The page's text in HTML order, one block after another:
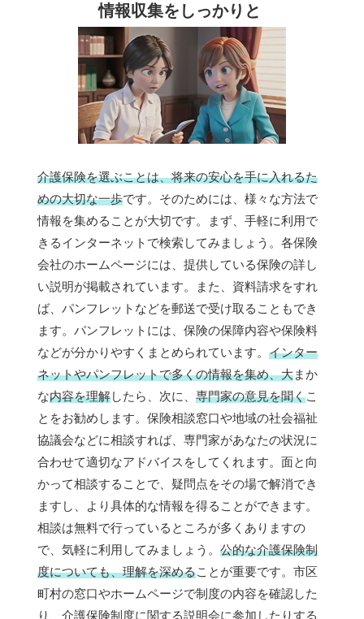
情報収集をしっかりと
介護保険を選ぶことは、将来の安心を手に入れるた
めの大切な一歩です。そのためには、様々な方法で
情報を集めることが大切です。まず、手軽に利用で
きるインターネットで検索してみましょう。各保険
会社のホームページには、提供している保険の詳し
い説明が掲載されています。また、資料請求をすれ
ば、パンフレットなどを郵送で受け取ることもでき
ます。パンフレットには、保険の保障内容や保険料
などが分かりやすくまとめられています。 インター
ネットやパンフレットで多くの情報を集め、大まか
な内容を理解したら、次に、 専門家の意見を聞くこ
とをお勧めします。保険相談窓口や地域の社会福祉
協議会などに相談すれば、専門家があなたの状況に
合わせて適切なアドバイスをしてくれます。面と向
かって相談することで、疑問点をその場で解消でき
ますし、より具体的な情報を得ることができます。
相談は無料で行っているところが多くありますの
で、気軽に利用してみましょう。 公的な介護保険制
度についても、理解を深めることが重要です。市区
町村の窓口やホームページで制度の内容を確認した
り、介護保険制度に関する説明会に参加したりする